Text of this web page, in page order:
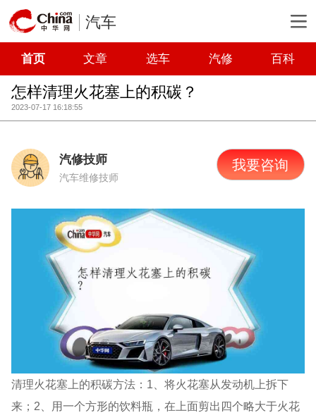
汽车
首页 文章 选车 汽修 百科
怎样清理火花塞上的积碳？
2023-07-17 16:18:55
汽修技师
汽车维修技师
我要咨询
清理火花塞上的积碳方法：1、将火花塞从发动机上拆下
来；2、用一个方形的饮料瓶，在上面剪出四个略大于火花